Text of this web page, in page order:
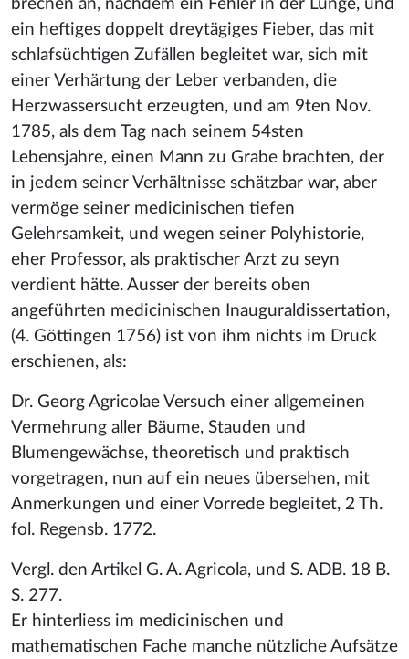
brechen an, nachdem ein Fehler in der Lunge, und
ein heftiges doppelt dreytägiges Fieber, das mit
schlafsüchtigen Zufällen begleitet war, sich mit
einer Verhärtung der Leber verbanden, die
Herzwassersucht erzeugten, und am 9ten Nov.
1785, als dem Tag nach seinem 54sten
Lebensjahre, einen Mann zu Grabe brachten, der
in jedem seiner Verhältnisse schätzbar war, aber
vermöge seiner medicinischen tiefen
Gelehrsamkeit, und wegen seiner Polyhistorie,
eher Professor, als praktischer Arzt zu seyn
verdient hätte. Ausser der bereits oben
angeführten medicinischen Inauguraldissertation,
(4. Göttingen 1756) ist von ihm nichts im Druck
erschienen, als:
Dr. Georg Agricolae Versuch einer allgemeinen
Vermehrung aller Bäume, Stauden und
Blumengewächse, theoretisch und praktisch
vorgetragen, nun auf ein neues übersehen, mit
Anmerkungen und einer Vorrede begleitet, 2 Th.
fol. Regensb. 1772.
Vergl. den Artikel G. A. Agricola, und S. ADB. 18 B.
S. 277.
Er hinterliess im medicinischen und
mathematischen Fache manche nützliche Aufsätze